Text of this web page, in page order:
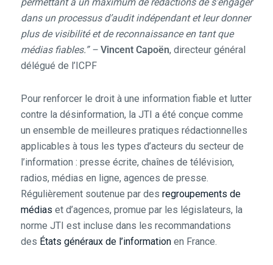
dans un processus d’audit indépendant et leur donner
plus de visibilité et de reconnaissance en tant que
médias fiables.” – Vincent Capoën, directeur général
délégué de l’ICPF
Pour renforcer le droit à une information fiable et lutter
contre la désinformation, la JTI a été conçue comme
un ensemble de meilleures pratiques rédactionnelles
applicables à tous les types d’acteurs du secteur de
l’information : presse écrite, chaînes de télévision,
radios, médias en ligne, agences de presse.
Régulièrement soutenue par des regroupements de
médias et d’agences, promue par les législateurs, la
norme JTI est incluse dans les recommandations
des États généraux de l’informationen France.